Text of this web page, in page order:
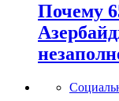
Почему